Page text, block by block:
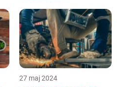
27 maj 2024